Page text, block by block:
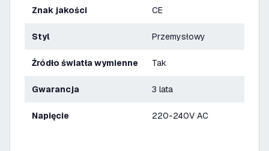
Znak jakości CE
Styl Przemysłowy
Źródło światła wymienne Tak
Gwarancja 3 lata
Napięcie 220-240V AC